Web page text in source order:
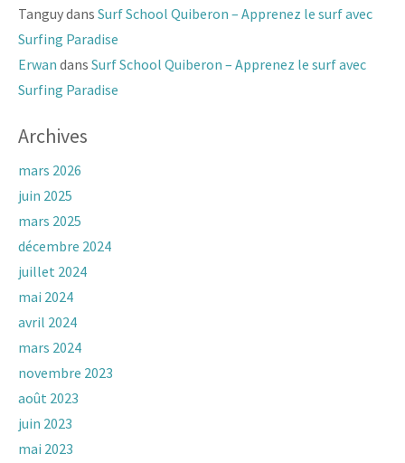
Tanguydans Surf School Quiberon – Apprenez le surf avec
Surfing Paradise
Erwan dans Surf School Quiberon – Apprenez le surf avec
Surfing Paradise
Archives
mars 2026
juin 2025
mars 2025
décembre 2024
juillet 2024
mai 2024
avril 2024
mars 2024
novembre 2023
août 2023
juin 2023
mai 2023